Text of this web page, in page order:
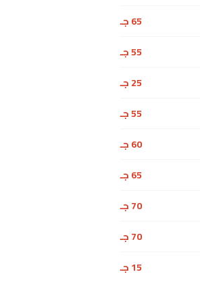
65 جـ
55 جـ
25 جـ
55 جـ
60 جـ
65 جـ
70 جـ
70 جـ
15 جـ